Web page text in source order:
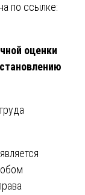
по ссылке:
оценки